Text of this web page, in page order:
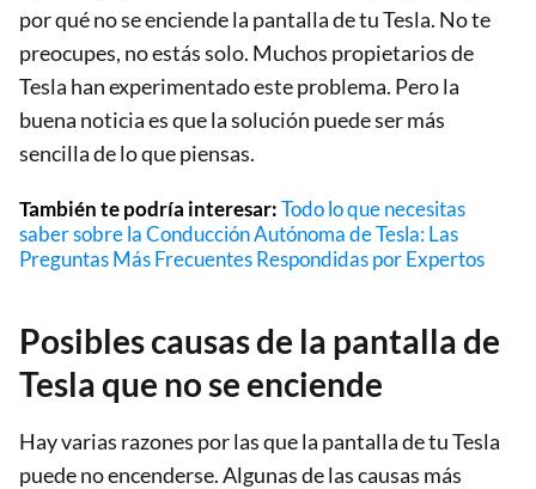
por qué no se enciende la pantalla de tu Tesla. No te
preocupes, no estás solo. Muchos propietarios de
Tesla han experimentado este problema. Pero la
buena noticia es que la solución puede ser más
sencilla de lo que piensas.
También te podría interesar:Todo lo que necesitas
saber sobre la Conducción Autónoma de Tesla: Las
Preguntas Más Frecuentes Respondidas por Expertos
Posibles causas de la pantalla de
Tesla que no se enciende
Hay varias razones por las que la pantalla de tu Tesla
puede no encenderse. Algunas de las causas más